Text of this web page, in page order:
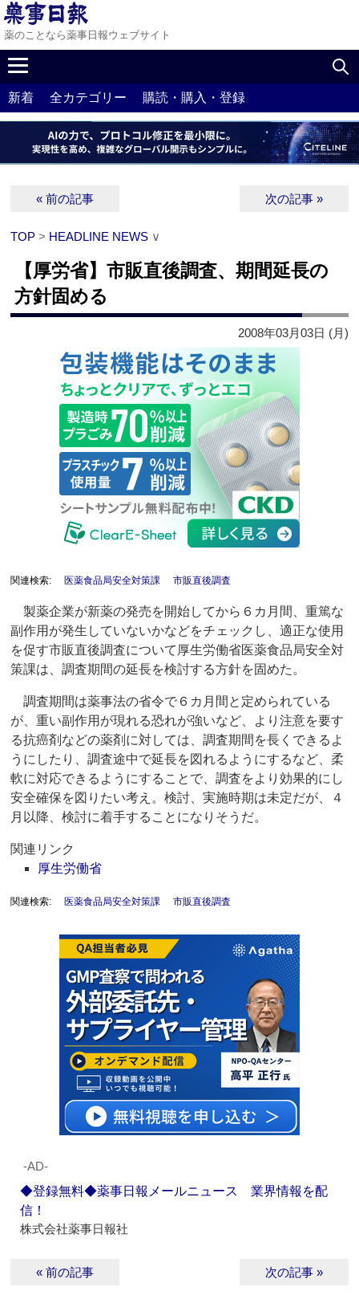
薬のことなら薬事日報ウェブサイト
新着 全カテゴリー 購読・購入・登録
« 前の記事 次の記事 »
TOP > HEADLINE NEWS ∨
【厚労省】市販直後調査、期間延長の
方針固める
2008年03月03日 (月)
関連検索: 医薬食品局安全対策課 市販直後調査
製薬企業が新薬の発売を開始してから６カ月間、重篤な
副作用が発生していないかなどをチェックし、適正な使用
を促す市販直後調査について厚生労働省医薬食品局安全対
策課は、調査期間の延長を検討する方針を固めた。
調査期間は薬事法の省令で６カ月間と定められている
が、重い副作用が現れる恐れが強いなど、より注意を要す
る抗癌剤などの薬剤に対しては、調査期間を長くできるよ
うにしたり、調査途中で延長を図れるようにするなど、柔
軟に対応できるようにすることで、調査をより効果的にし
安全確保を図りたい考え。検討、実施時期は未定だが、４
月以降、検討に着手することになりそうだ。
関連リンク
厚生労働省
関連検索: 医薬食品局安全対策課 市販直後調査
‐AD‐
◆登録無料◆薬事日報メールニュース 業界情報を配
信！
株式会社薬事日報社
« 前の記事 次の記事 »